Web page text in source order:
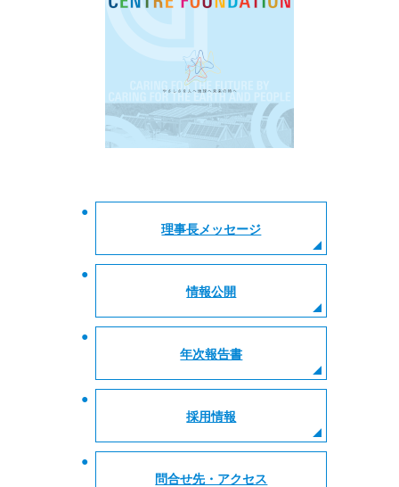
理事長メッセージ
情報公開
年次報告書
採用情報
問合せ先・アクセス